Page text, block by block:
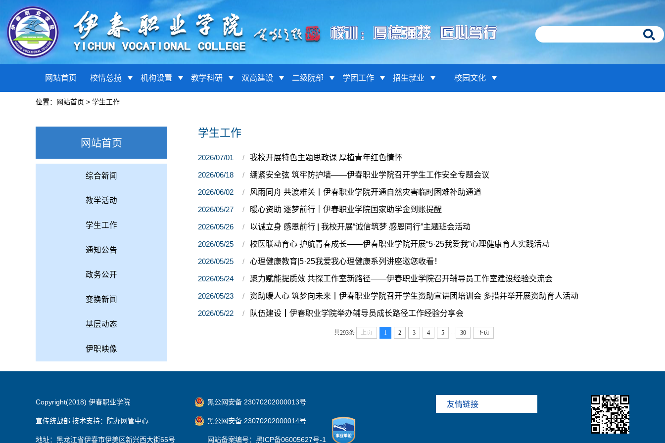
网站首页 校情总揽 机构设置 教学科研 双高建设 二级院部 学团工作 招生就业 校园文化
位置： 网站首页 > 学生工作
网站首页
综合新闻
教学活动
学生工作
通知公告
政务公开
变换新闻
基层动态
伊职映像
学生工作
2026/07/01 我校开展特色主题思政课 厚植青年红色情怀
2026/06/18 绷紧安全弦 筑牢防护墙——伊春职业学院召开学生工作安全专题会议
2026/06/02 风雨同舟 共渡难关丨伊春职业学院开通自然灾害临时困难补助通道
2026/05/27 暖心资助 逐梦前行｜伊春职业学院国家助学金到账提醒
2026/05/26 以诚立身 感恩前行 | 我校开展“诚信筑梦 感恩同行”主题班会活动
2026/05/25 校医联动育心 护航青春成长——伊春职业学院开展“5·25我爱我”心理健康育人实践活动
2026/05/25 心理健康教育|5·25我爱我心理健康系列讲座邀您收看！
2026/05/24 聚力赋能提质效 共探工作室新路径——伊春职业学院召开辅导员工作室建设经验交流会
2026/05/23 资助暖人心 筑梦向未来丨伊春职业学院召开学生资助宣讲团培训会 多措并举开展资助育人活动
2026/05/22 队伍建设┃伊春职业学院举办辅导员成长路径工作经验分享会
共293条 上页 1 2 3 4 5 30 下页
Copyright(2018) 伊春职业学院
宣传统战部 技术支持：院办网管中心
地址：黑龙江省伊春市伊美区新兴西大街65号
黑公网安备 23070202000013号
黑公网安备 23070202000014号
网站备案编号：黑ICP备06005627号-1
友情链接